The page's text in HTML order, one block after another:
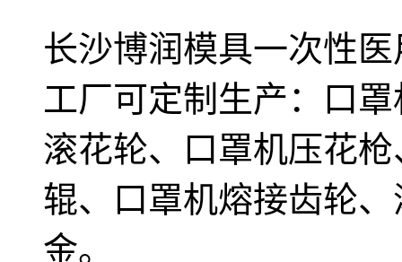
长沙博润模具一次性
工厂可定制生产：口
滚花轮、口罩机压花
辊、口罩机熔接齿轮
金。